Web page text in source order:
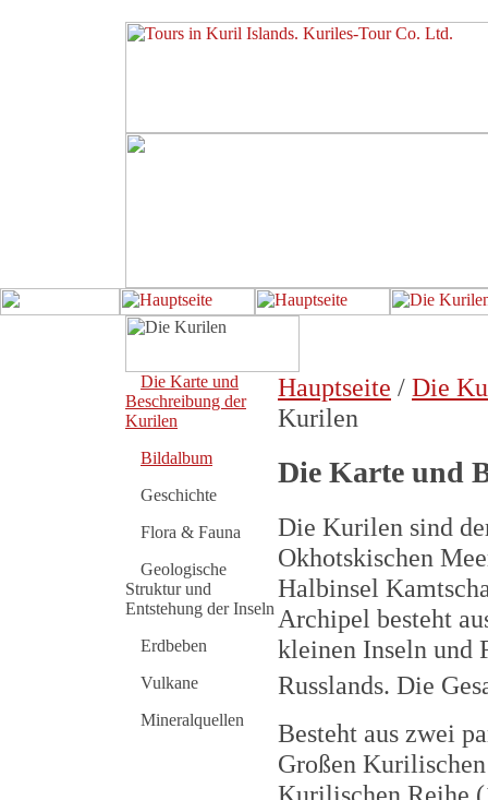
Die Karte und
Beschreibung der
Kurilen
Bildalbum
Geschichte
Flora & Fauna
Geologische
Struktur und
Entstehung der Inseln
Erdbeben
Vulkane
Mineralquellen
Hauptseite / Die
Kurilen
Die Karte und
Die Kurilen sind
Okhotskischen
Halbinsel
Archipel besteht
kleinen Inseln und
Russlands. Die
Besteht aus zwei
Großen
Kurilischen Reihe